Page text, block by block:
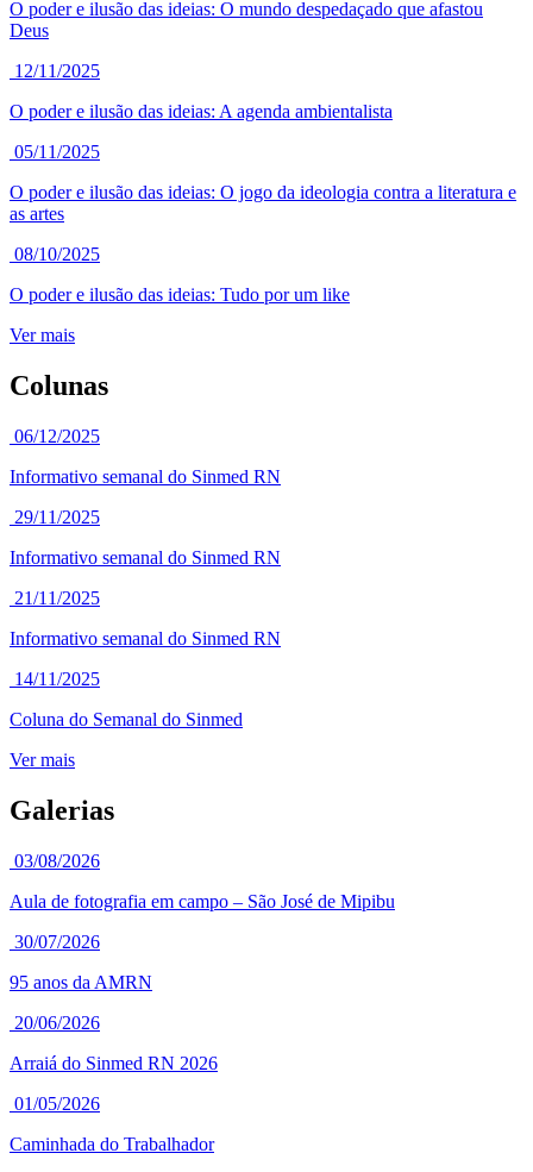
O poder e ilusão das ideias: O mundo despedaçado que afastou
Deus
12/11/2025
O poder e ilusão das ideias: A agenda ambientalista
05/11/2025
O poder e ilusão das ideias: O jogo da ideologia contra a literatura e
as artes
08/10/2025
O poder e ilusão das ideias: Tudo por um like
Ver mais
Colunas
06/12/2025
Informativo semanal do Sinmed RN
29/11/2025
Informativo semanal do Sinmed RN
21/11/2025
Informativo semanal do Sinmed RN
14/11/2025
Coluna do Semanal do Sinmed
Ver mais
Galerias
03/08/2026
Aula de fotografia em campo – São José de Mipibu
30/07/2026
95 anos da AMRN
20/06/2026
Arraiá do Sinmed RN 2026
01/05/2026
Caminhada do Trabalhador